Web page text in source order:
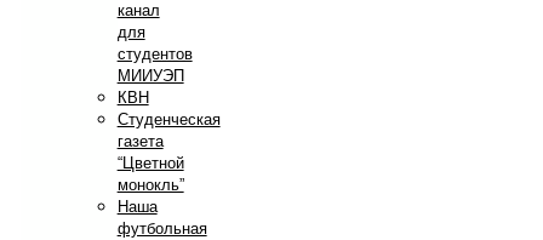
канал
для
студентов
МИИУЭП
КВН
Студенческая
газета
“Цветной
монокль”
Наша
футбольная